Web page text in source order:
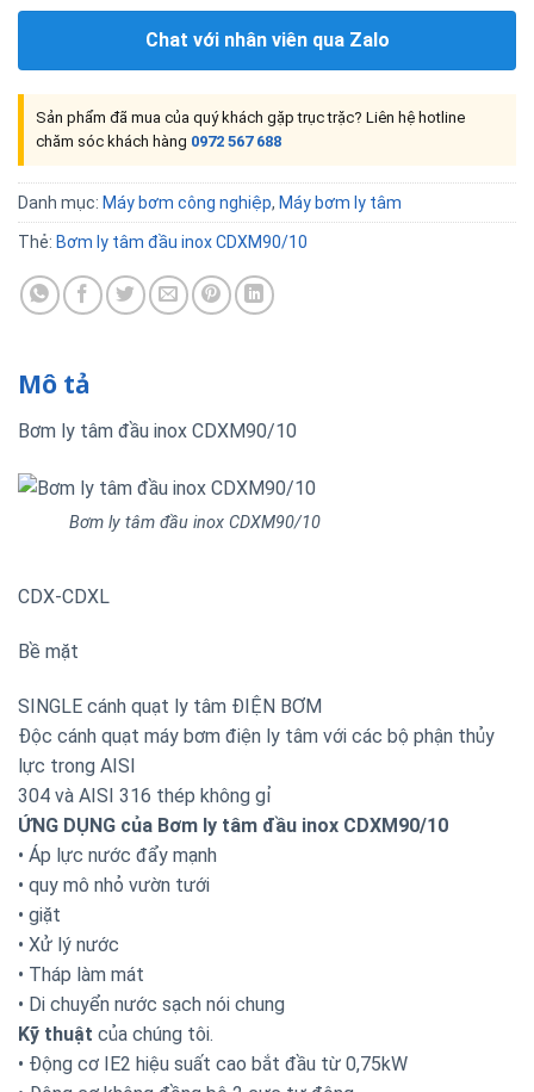
Chat với nhân viên qua Zalo
Sản phẩm đã mua của quý khách gặp trục trặc? Liên hệ hotline
chăm sóc khách hàng 0972 567 688
Danh mục: Máy bơm công nghiệp, Máy bơm ly tâm
Thẻ: Bơm ly tâm đầu inox CDXM90/10
Mô tả
Bơm ly tâm đầu inox CDXM90/10
Bơm ly tâm đầu inox CDXM90/10
CDX-CDXL
Bề mặt
SINGLE cánh quạt ly tâm ĐIỆN BƠM
Độc cánh quạt máy bơm điện ly tâm với các bộ phận thủy
lực trong AISI
304 và AISI 316 thép không gỉ
ỨNG DỤNG của Bơm ly tâm đầu inox CDXM90/10
• Áp lực nước đẩy mạnh
• quy mô nhỏ vườn tưới
• giặt
• Xử lý nước
• Tháp làm mát
• Di chuyển nước sạch nói chung
Kỹ thuật của chúng tôi.
• Động cơ IE2 hiệu suất cao bắt đầu từ 0,75kW